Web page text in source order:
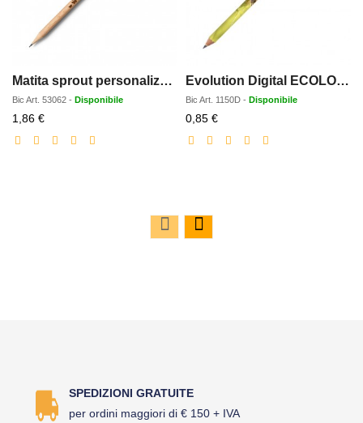
Matita sprout personalizzata
Bic Art. 53062 - Disponibile
1,86 €Prezzo
scontato
Evolution Digital ECOLOGICA senza gomma
Bic Art. 1150D - Disponibile
0,85 €Prezzo
scontato
SPEDIZIONI GRATUITE
per ordini maggiori di € 150 + IVA